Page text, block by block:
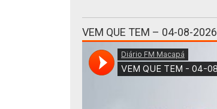
VEM QUE TEM – 04-08-2026